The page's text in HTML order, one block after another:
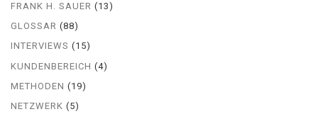
FRANK H. SAUER (13)
GLOSSAR (88)
INTERVIEWS (15)
KUNDENBEREICH (4)
METHODEN (19)
NETZWERK (5)